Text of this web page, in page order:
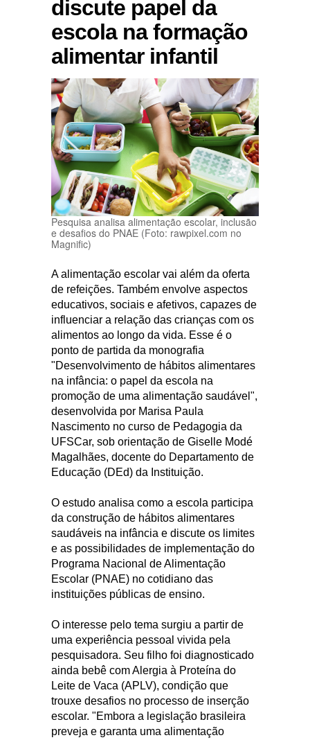
discute papel da
escola na formação
alimentar infantil
Pesquisa analisa alimentação escolar, inclusão
e desafios do PNAE (Foto: rawpixel.com no
Magnific)
A alimentação escolar vai além da oferta
de refeições. Também envolve aspectos
educativos, sociais e afetivos, capazes de
influenciar a relação das crianças com os
alimentos ao longo da vida. Esse é o
ponto de partida da monografia
"Desenvolvimento de hábitos alimentares
na infância: o papel da escola na
promoção de uma alimentação saudável",
desenvolvida por Marisa Paula
Nascimento no curso de Pedagogia da
UFSCar, sob orientação de Giselle Modé
Magalhães, docente do Departamento de
Educação (DEd) da Instituição.
O estudo analisa como a escola participa
da construção de hábitos alimentares
saudáveis na infância e discute os limites
e as possibilidades de implementação do
Programa Nacional de Alimentação
Escolar (PNAE) no cotidiano das
instituições públicas de ensino.
O interesse pelo tema surgiu a partir de
uma experiência pessoal vivida pela
pesquisadora. Seu filho foi diagnosticado
ainda bebê com Alergia à Proteína do
Leite de Vaca (APLV), condição que
trouxe desafios no processo de inserção
escolar. "Embora a legislação brasileira
preveja e garanta uma alimentação